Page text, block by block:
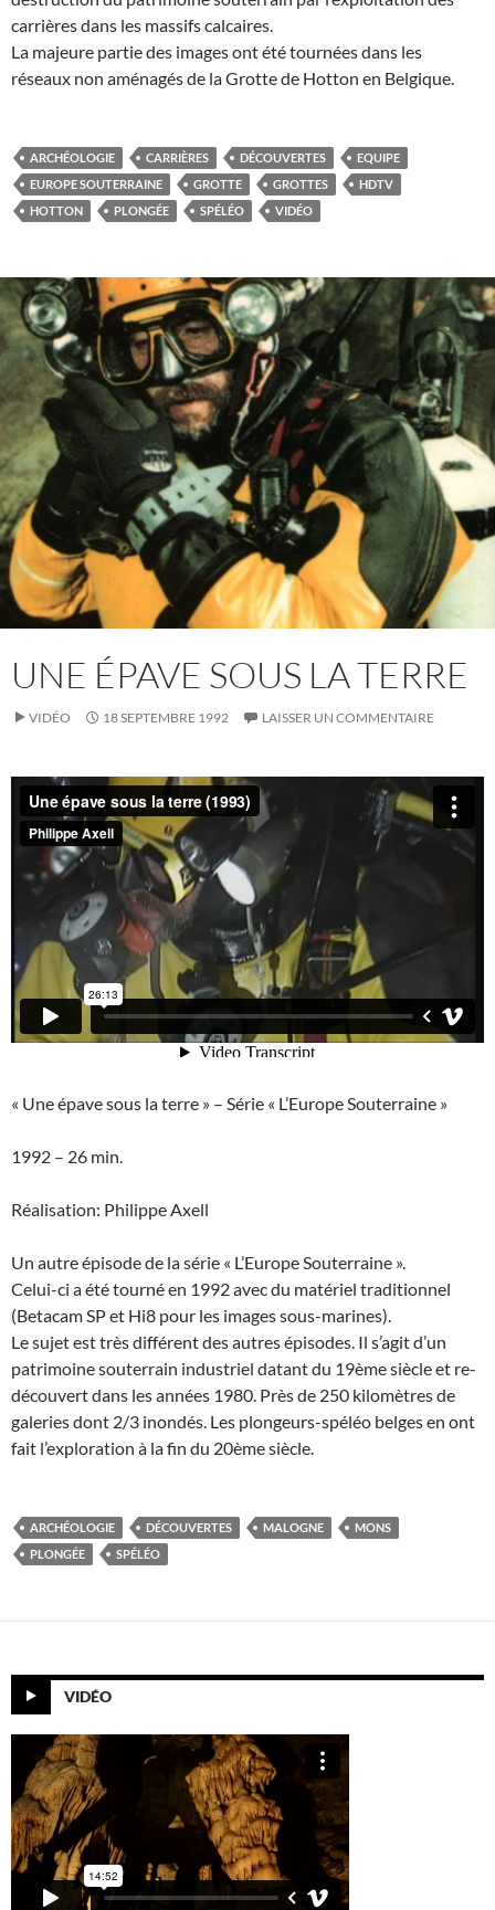
carrières dans les massifs calcaires.
La majeure partie des images ont été tournées dans les
réseaux non aménagés de la Grotte de Hotton en Belgique.
ARCHÉOLOGIE CARRIÈRES DÉCOUVERTES
EQUIPE
EUROPE SOUTERRAINE
GROTTE GROTTES
HDTV
HOTTON
PLONGÉE SPÉLÉO VIDÉO
UNE ÉPAVE SOUS LA TERRE
VIDÉO 18 SEPTEMBRE 1992 LAISSER UN COMMENTAIRE
« Une épave sous la terre » – Série « L’Europe Souterraine »
1992 – 26 min.
Réalisation: Philippe Axell
Un autre épisode de la série « L’Europe Souterraine ».
Celui-ci a été tourné en 1992 avec du matériel traditionnel
(Betacam SP et Hi8 pour les images sous-marines).
Le sujet est très différent des autres épisodes. Il s’agit d’un
patrimoine souterrain industriel datant du 19ème siècle et re-
découvert dans les années 1980. Près de 250 kilomètres de
galeries dont 2/3 inondés. Les plongeurs-spéléo belges en ont
fait l’exploration à la fin du 20ème siècle.
ARCHÉOLOGIE DÉCOUVERTES MALOGNE
MONS
PLONGÉE
SPÉLÉO
VIDÉO